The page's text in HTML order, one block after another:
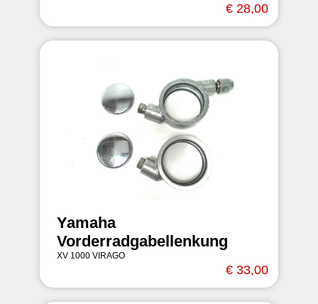
€ 28,00
Yamaha
Vorderradgabellenkung
XV 1000 VIRAGO
€ 33,00